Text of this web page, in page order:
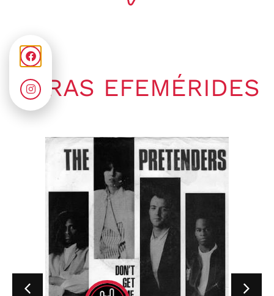
OTRAS EFEMÉRIDES
Gaby Ponchs
agosto 5, 2026
No hay comentarios
05 de agosto de 1997. Se publica
el single «Hole in My Soul». Es
una...